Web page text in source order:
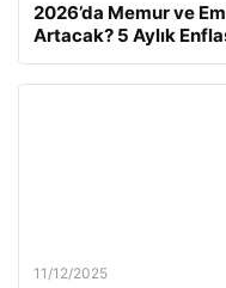
2026’da Memur ve
Artacak? 5 Aylık
11/12/2025